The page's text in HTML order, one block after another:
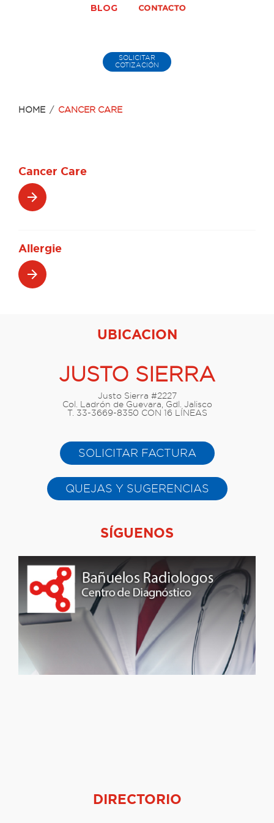
BLOG
SOLICITAR
COTIZACIÓN
HOME / CANCER CARE
Category:
Reconstructive
Surgery
Cancer Care
arrow_forward
Allergie
arrow_forward
UBICACION
JUSTO SIERRA
Justo Sierra #2227
Col. Ladrón de Guevara, Gdl. Jalisco
T. 33-3669-8350 CON 16 LÍNEAS
SOLICITAR FACTURA
QUEJAS Y SUGERENCIAS
SÍGUENOS
DIRECTORIO